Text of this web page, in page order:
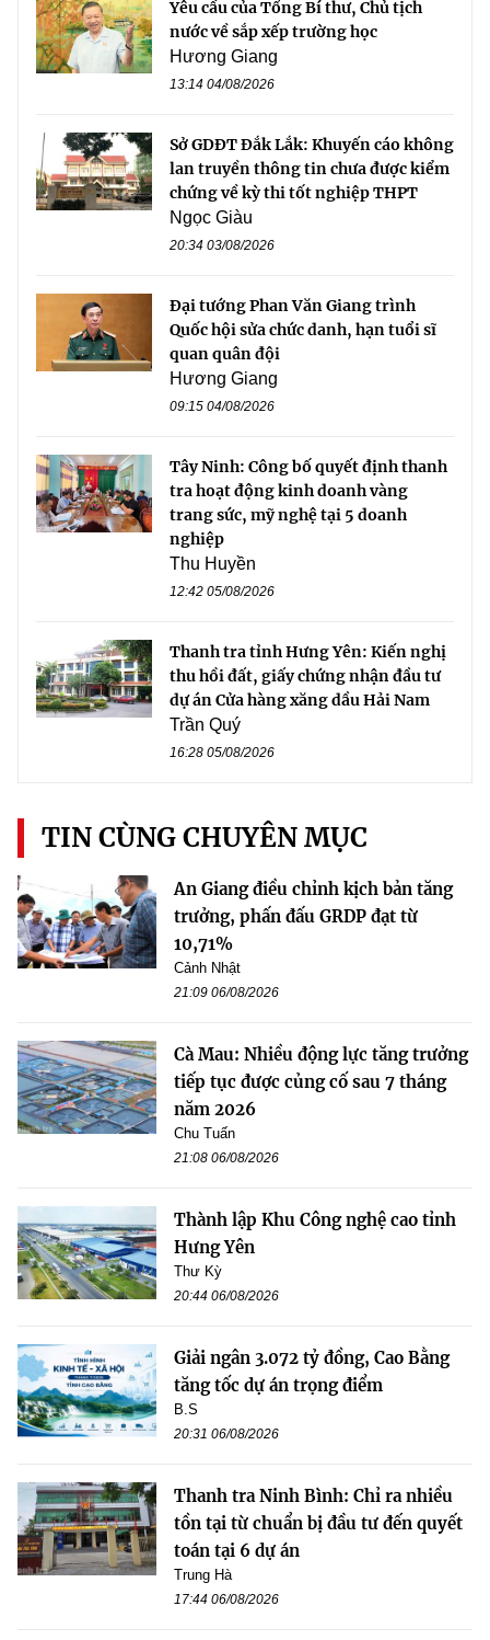
Yêu cầu của Tổng Bí thư, Chủ tịch
nước về sắp xếp trường học
Hương Giang
13:14 04/08/2026
Sở GDĐT Đắk Lắk: Khuyến cáo không
lan truyền thông tin chưa được kiểm
chứng về kỳ thi tốt nghiệp THPT
Ngọc Giàu
20:34 03/08/2026
Đại tướng Phan Văn Giang trình
Quốc hội sửa chức danh, hạn tuổi sĩ
quan quân đội
Hương Giang
09:15 04/08/2026
Tây Ninh: Công bố quyết định thanh
tra hoạt động kinh doanh vàng
trang sức, mỹ nghệ tại 5 doanh
nghiệp
Thu Huyền
12:42 05/08/2026
Thanh tra tỉnh Hưng Yên: Kiến nghị
thu hồi đất, giấy chứng nhận đầu tư
dự án Cửa hàng xăng dầu Hải Nam
Trần Quý
16:28 05/08/2026
TIN CÙNG CHUYÊN MỤC
An Giang điều chỉnh kịch bản tăng
trưởng, phấn đấu GRDP đạt từ
10,71%
Cảnh Nhật
21:09 06/08/2026
Cà Mau: Nhiều động lực tăng trưởng
tiếp tục được củng cố sau 7 tháng
năm 2026
Chu Tuấn
21:08 06/08/2026
Thành lập Khu Công nghệ cao tỉnh
Hưng Yên
Thư Kỳ
20:44 06/08/2026
Giải ngân 3.072 tỷ đồng, Cao Bằng
tăng tốc dự án trọng điểm
B.S
20:31 06/08/2026
Thanh tra Ninh Bình: Chỉ ra nhiều
tồn tại từ chuẩn bị đầu tư đến quyết
toán tại 6 dự án
Trung Hà
17:44 06/08/2026